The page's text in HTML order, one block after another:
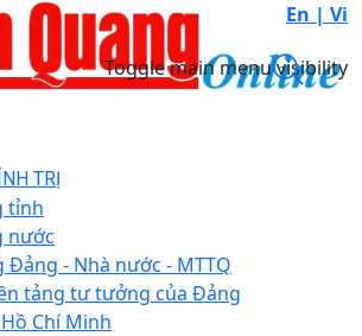
En | Vi
Toggle main menu visibility
TRỊ
tỉnh
nước
Đảng - Nhà nước - MTTQ
tảng tư tưởng của Đảng
Chí Minh